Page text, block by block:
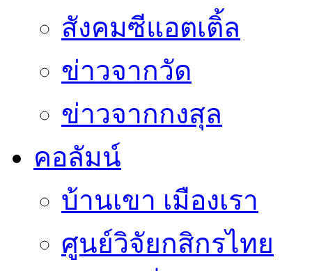
สังคมซีแอตเติ้ล
ข่าวจากวัด
ข่าวจากกงสุล
คอลัมน์
บ้านเขา เมืองเรา
ศูนย์วิจัยกสิกรไทย